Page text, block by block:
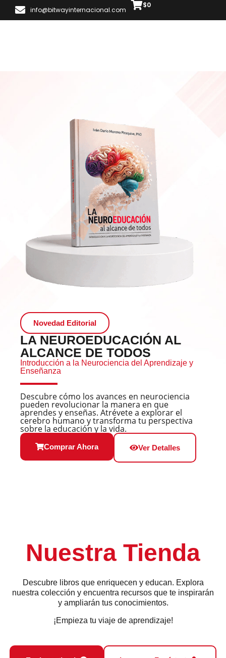
info@bitwayinternacional.com
$0
Novedad Editorial
LA NEUROEDUCACIÓN AL
ALCANCE DE TODOS
Introducción a la Neurociencia del Aprendizaje у
Enseñanza
Descubre cómo los avances en neurociencia
pueden revolucionar la manera en que
aprendes y enseñas. Atrévete a explorar el
cerebro humano y transforma tu perspectiva
sobre la educación y la vida.
Comprar Ahora Ver Detalles
Nuestra Tienda
Descubre libros que enriquecen y educan. Explora
nuestra colección y encuentra recursos que te inspirarán
y ampliarán tus conocimientos.
¡Empieza tu viaje de aprendizaje!